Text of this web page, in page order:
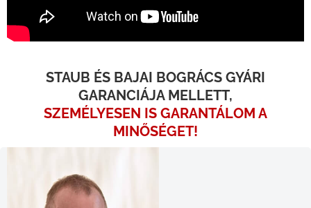
STAUB ÉS BAJAI BOGRÁCS GYÁRI
GARANCIÁJA MELLETT,
SZEMÉLYESEN IS GARANTÁLOM A
MINŐSÉGET!